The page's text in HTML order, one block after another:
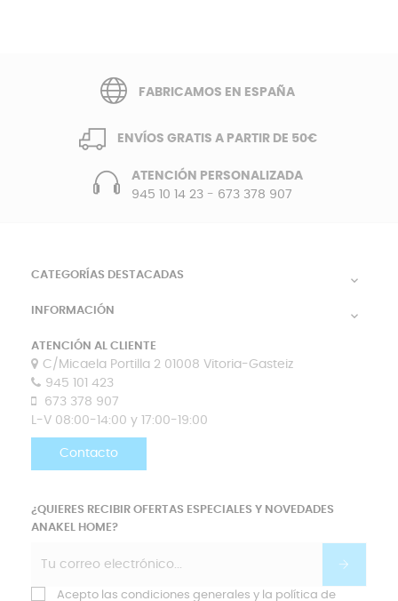
FABRICAMOS EN ESPAÑA
ENVÍOS GRATIS A PARTIR DE 50€
ATENCIÓN PERSONALIZADA
945 10 14 23- 673 378 907
CATEGORÍAS DESTACADAS 
INFORMACIÓN 
ATENCIÓN AL CLIENTE
C/Micaela Portilla 2 01008 Vitoria-Gasteiz
945 101 423
673 378 907
L-V 08:00-14:00 y 17:00-19:00
Contacto
¿QUIERES RECIBIR OFERTAS ESPECIALES Y NOVEDADES
ANAKEL HOME?
Acepto las condiciones generales y la política de